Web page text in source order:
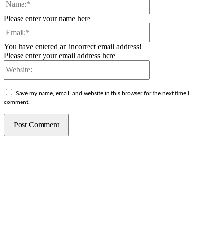
Please enter your name here
You have entered an incorrect email address!
Please enter your email address here
Save my name, email, and website in this browser for the next time I
comment.